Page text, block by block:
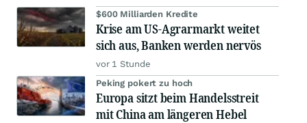
$600 Milliarden Kredite
Krise am US-Agrarmarkt weitet
sich aus, Banken werden nervös
vor 1 Stunde
Peking pokert zu hoch
Europa sitzt beim Handelsstreit
mit China am längeren Hebel